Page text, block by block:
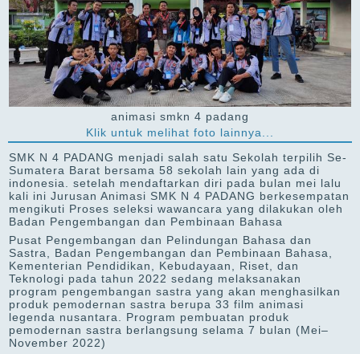
animasi smkn 4 padang
Klik untuk melihat foto lainnya...
SMK N 4 PADANG menjadi salah satu Sekolah terpilih Se-
Sumatera Barat bersama 58 sekolah lain yang ada di
indonesia. setelah mendaftarkan diri pada bulan mei lalu
kali ini Jurusan Animasi SMK N 4 PADANG berkesempatan
mengikuti Proses seleksi wawancara yang dilakukan oleh
Badan Pengembangan dan Pembinaan Bahasa
Pusat Pengembangan dan Pelindungan Bahasa dan
Sastra, Badan Pengembangan dan Pembinaan Bahasa,
Kementerian Pendidikan, Kebudayaan, Riset, dan
Teknologi pada tahun 2022 sedang melaksanakan
program pengembangan sastra yang akan menghasilkan
produk pemodernan sastra berupa 33 film animasi
legenda nusantara. Program pembuatan produk
pemodernan sastra berlangsung selama 7 bulan (Mei–
November 2022)